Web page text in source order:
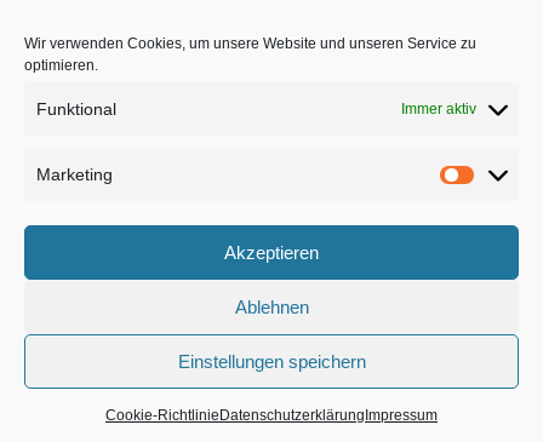
Wir verwenden Cookies, um unsere Website und unseren Service zu
optimieren.
Funktional Immer aktiv
Marketing
Akzeptieren
Ablehnen
Einstellungen speichern
Cookie-Richtlinie Datenschutzerklärung Impressum
Copyright © 2026 Tierschutzverein Snoopy e.V.